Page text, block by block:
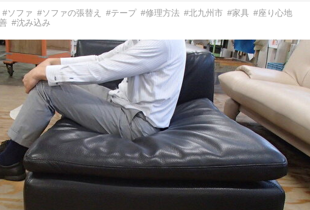
#ソファ #ソファの張替え #テープ #修理方法 #北九州市 #家具 #座り心地
#沈み込み